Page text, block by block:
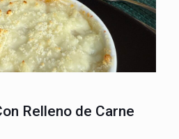
Relleno de Carne